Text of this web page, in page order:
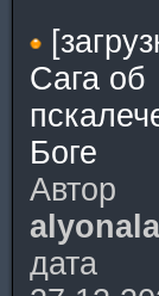
Сага об
Боге
Автор
дата